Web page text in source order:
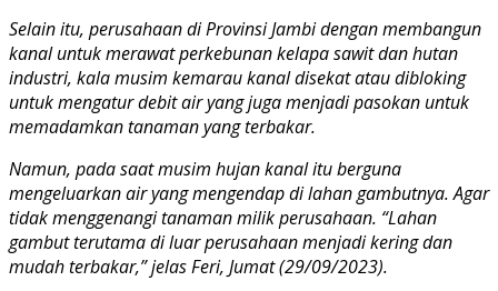
Selain itu, perusahaan di Provinsi Jambi dengan membangun
kanal untuk merawat perkebunan kelapa sawit dan hutan
industri, kala musim kemarau kanal disekat atau dibloking
untuk mengatur debit air yang juga menjadi pasokan untuk
memadamkan tanaman yang terbakar.
Namun, pada saat musim hujan kanal itu berguna
mengeluarkan air yang mengendap di lahan gambutnya. Agar
tidak menggenangi tanaman milik perusahaan. “Lahan
gambut terutama di luar perusahaan menjadi kering dan
mudah terbakar,” jelas Feri, Jumat (29/09/2023).